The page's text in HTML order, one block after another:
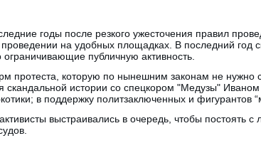
годы после резкого ужесточения правил
на удобных площадках. В последний год
публичную активность.
протеста, которую по нынешним законам не нужно
скандальной истории со спецкором "Медузы"
в поддержку политзаключенных и фигурантов
выстраивались в очередь, чтобы постоять с